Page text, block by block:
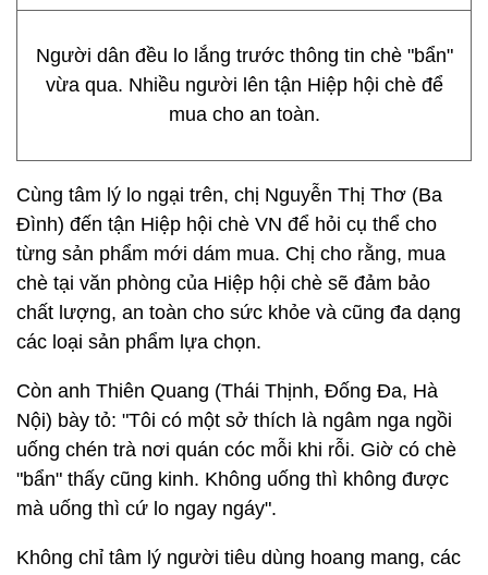
Người dân đều lo lắng trước thông tin chè "bẩn"
vừa qua. Nhiều người lên tận Hiệp hội chè để
mua cho an toàn.
Cùng tâm lý lo ngại trên, chị Nguyễn Thị Thơ (Ba
Đình) đến tận Hiệp hội chè VN để hỏi cụ thể cho
từng sản phẩm mới dám mua. Chị cho rằng, mua
chè tại văn phòng của Hiệp hội chè sẽ đảm bảo
chất lượng, an toàn cho sức khỏe và cũng đa dạng
các loại sản phẩm lựa chọn.
Còn anh Thiên Quang (Thái Thịnh, Đống Đa, Hà
Nội) bày tỏ: "Tôi có một sở thích là ngâm nga ngồi
uống chén trà nơi quán cóc mỗi khi rỗi. Giờ có chè
"bẩn" thấy cũng kinh. Không uống thì không được
mà uống thì cứ lo ngay ngáy".
Không chỉ tâm lý người tiêu dùng hoang mang, các